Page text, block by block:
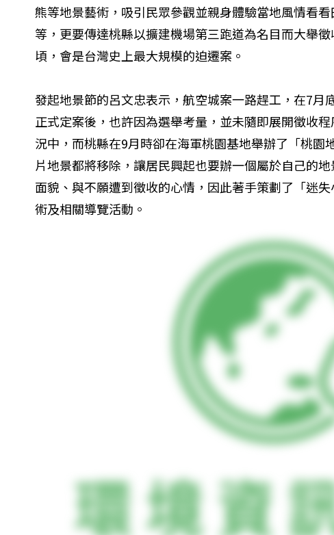
熊等地景藝術，吸引民眾參觀並親身體驗當地風情看
等，更要傳達桃縣以擴建機場第三跑道為名目而大舉
頃，會是台灣史上最大規模的迫遷案。
發起地景節的呂文忠表示，航空城案一路趕工，在7月
正式定案後，也許因為選舉考量，並未隨即展開徵收
況中，而桃縣在9月時卻在海軍桃園基地舉辦了「桃園
片地景都將移除，讓居民興起也要辦一個屬於自己的
面貌、與不願遭到徵收的心情，因此著手策劃了「迷
術及相關導覽活動。